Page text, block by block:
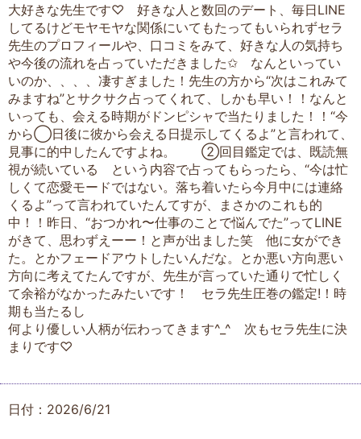
大好きな先生です♡ 好きな人と数回のデート、毎日LINE
してるけどモヤモヤな関係にいてもたってもいられずセラ
先生のプロフィールや、口コミをみて、好きな人の気持ち
や今後の流れを占っていただきました✩ なんといってい
いのか、、、、凄すぎました！先生の方から“次はこれみて
みますね”とサクサク占ってくれて、しかも早い！！なんと
いっても、会える時期がドンピシャで当たりました！！“今
から◯日後に彼から会える日提示してくるよ”と言われて、
見事に的中したんですよね。 ②回目鑑定では、既読無
視が続いている という内容で占ってもらったら、“今は忙
しくて恋愛モードではない。落ち着いたら今月中には連絡
くるよ”って言われていたんてすが、まさかのこれも的
中！！昨日、“おつかれ〜仕事のことで悩んでた”ってLINE
がきて、思わずえーー！と声が出ました笑 他に女ができ
た。とかフェードアウトしたいんだな。とか悪い方向悪い
方向に考えてたんですが、先生が言っていた通りで忙しく
て余裕がなかったみたいです！ セラ先生圧巻の鑑定!！時
期も当たるし
何より優しい人柄が伝わってきます^_^ 次もセラ先生に決
まりです♡
日付：2026/6/21